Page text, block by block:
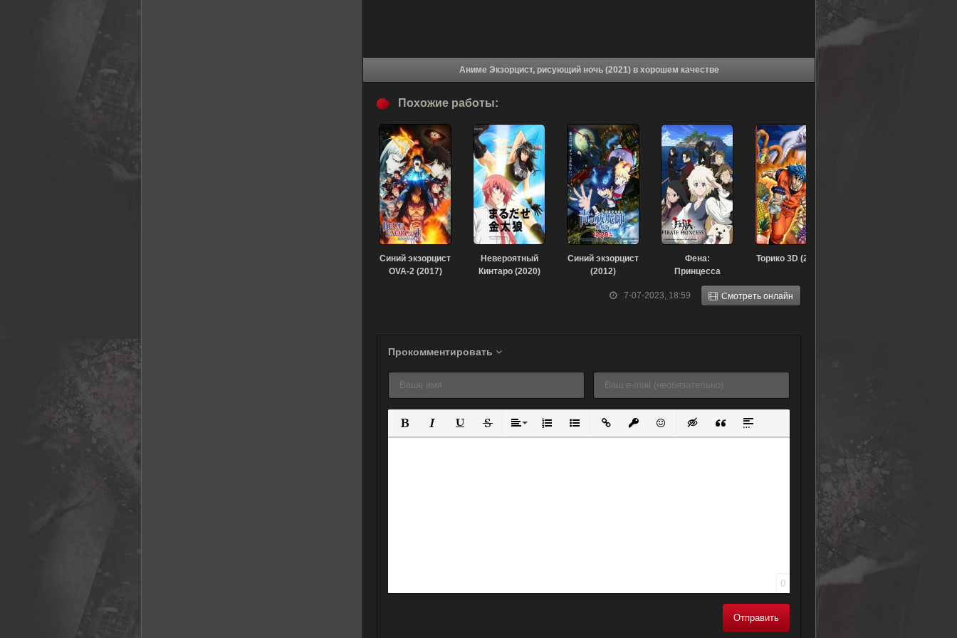
Аниме Экзорцист, рисующий ночь (2021) в хорошем качестве
7-07-2023, 18:59 Смотреть онлайн
Похожие работы:
Синий экзорцист
OVA-2 (2017)
Невероятный
Кинтаро (2020)
Синий экзорцист
(2012)
Фена:
Принцесса
пиратов (2021)
Торико 3D (2011)
Прокомментировать
Полужирный
КурсивПодчеркнутый
ЗачеркнутыйВыравнивание
Нумерованный список
Маркированный список
Вставить ссылку
Вставить защищенную ссылку
Вставить смайлик
Вставка скрытого текста
Вставка цитаты
Вставка спойлера
0
Отправить